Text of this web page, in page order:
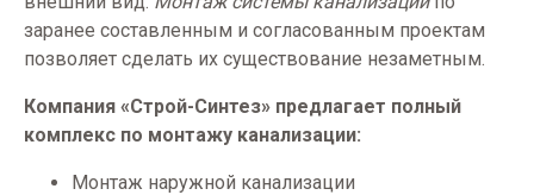
заранее составленным и согласованным проектам
позволяет сделать их существование незаметным.
Компания «Строй-Синтез» предлагает полный
комплекс по монтажу канализации:
Монтаж наружной канализации